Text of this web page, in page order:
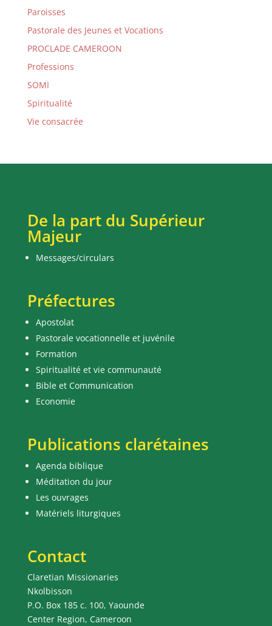
Paroisses
Pastorale des Jeunes et Vocations
PROCLADE CAMEROON
Professions
SOMI
Spiritualité
Vie consacrée
De la part du Supérieur
Majeur
Messages/circulars
Préfectures
Apostolat
Pastorale vocationnelle et juvénile
Formation
Spiritualité et vie communauté
Bible et Communication
Economie
Publications clarétaines
Agenda biblique
Méditation du jour
Les ouvrages
Matériels liturgiques
Contact
Claretian Missionaries
Nkolbisson
P.O. Box 185 c. 100, Yaounde
Center Region, Cameroon